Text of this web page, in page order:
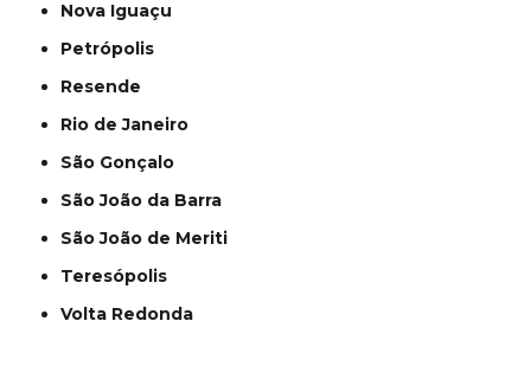
Nova Iguaçu
Petrópolis
Resende
Rio de Janeiro
São Gonçalo
São João da Barra
São João de Meriti
Teresópolis
Volta Redonda